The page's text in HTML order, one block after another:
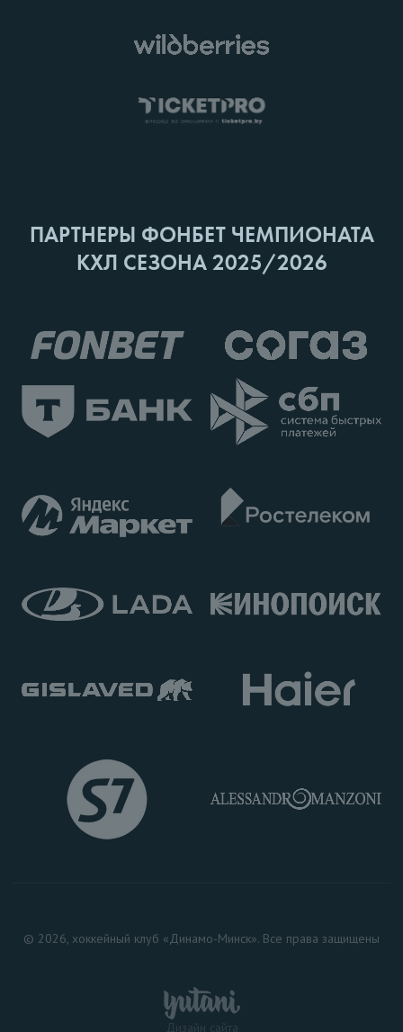
ПАРТНЕРЫ ФОНБЕТ ЧЕМПИОНАТА
КХЛ СЕЗОНА 2025/2026
© 2026, хоккейный клуб «Динамо-Минск». Все права защищены
Дизайн сайта